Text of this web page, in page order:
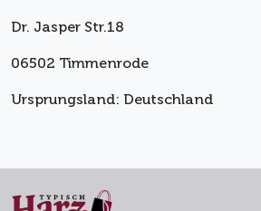
Dr. Jasper Str.18
06502 Timmenrode
Ursprungsland: Deutschland